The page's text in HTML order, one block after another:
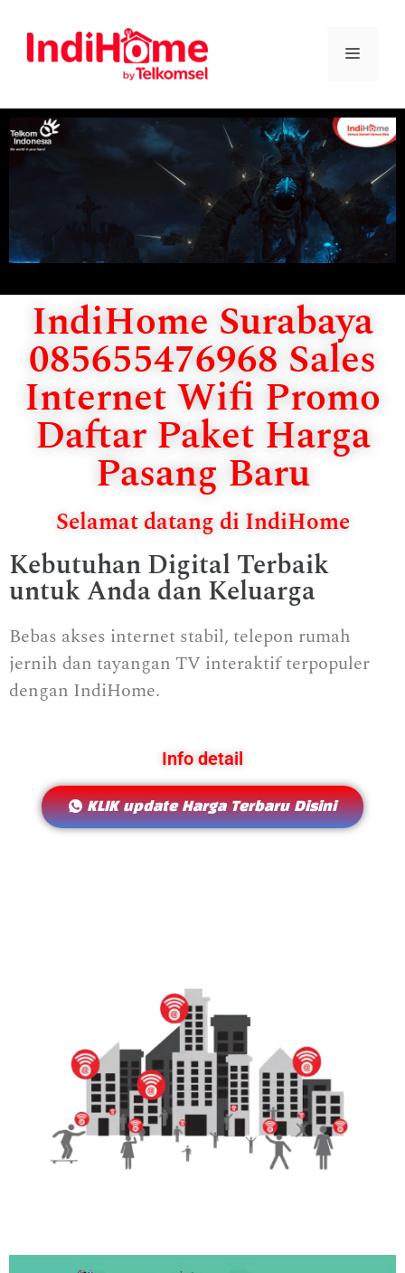
IndiHome Surabaya
085655476968 Sales
Internet Wifi Promo
Daftar Paket Harga
Pasang Baru
Selamat datang di IndiHome
Kebutuhan Digital Terbaik
untuk Anda dan Keluarga
Bebas akses internet stabil, telepon rumah
jernih dan tayangan TV interaktif terpopuler
dengan IndiHome.
Info detail
KLIK update Harga Terbaru Disini